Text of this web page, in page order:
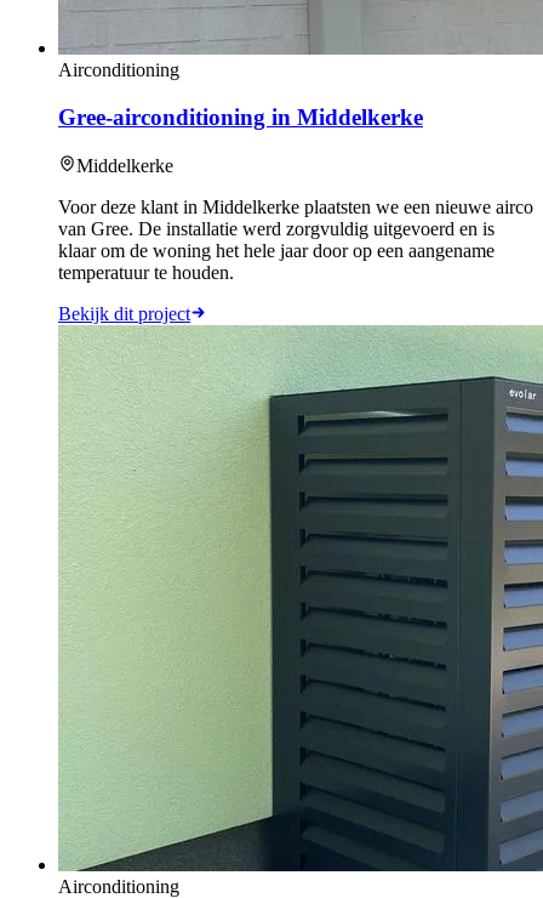
Airconditioning
Gree-airconditioning in Middelkerke
Middelkerke
Voor deze klant in Middelkerke plaatsten we een nieuwe airco
van Gree. De installatie werd zorgvuldig uitgevoerd en is
klaar om de woning het hele jaar door op een aangename
temperatuur te houden.
Bekijk dit project
Airconditioning